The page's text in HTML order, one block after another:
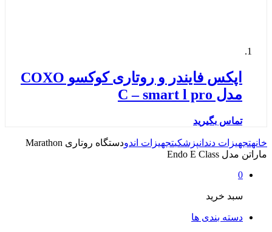
اپکس فایندر و روتاری کوکسو COXO
مدل C – smart l pro
تماس بگیرید
خانهتجهیزات دندانپزشکیتجهیزات اندو
دستگاه روتاری Marathon
ماراتن مدل Endo E Class
0
سبد خرید
دسته بندی ها